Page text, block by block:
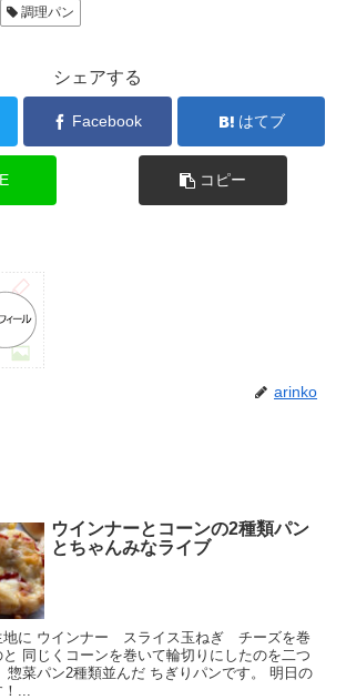
調理パン
シェアする
Facebook はてブ
コピー
arinko
ウインナーとコーンの2種類パン
とちゃんみなライブ
地に ウインナー スライス玉ねぎ チーズを巻
同じくコーンを巻いて輪切りにしたのを二つ
惣菜パン2種類並んだ ちぎりパンです。 明日の
...